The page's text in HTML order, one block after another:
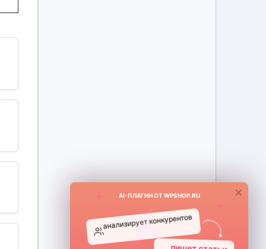
×
AI-ПЛАГИН ОТ WPSHOP.RU
анализирует конкурентов